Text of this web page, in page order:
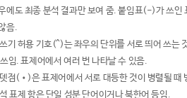
에도 최종 분석 결과만 보여 줌. 붙임표(-)가 쓰
음.
기 허용 기호(^)는 좌우의 단위를 서로 띄어 쓰는
임. 표제어에서 여러 번 나타날 수 있음.
점(•)은 표제어에서 서로 대등한 것이 병렬될 때
표제 항은 단일 성분 단어이거나 북한어 등임.